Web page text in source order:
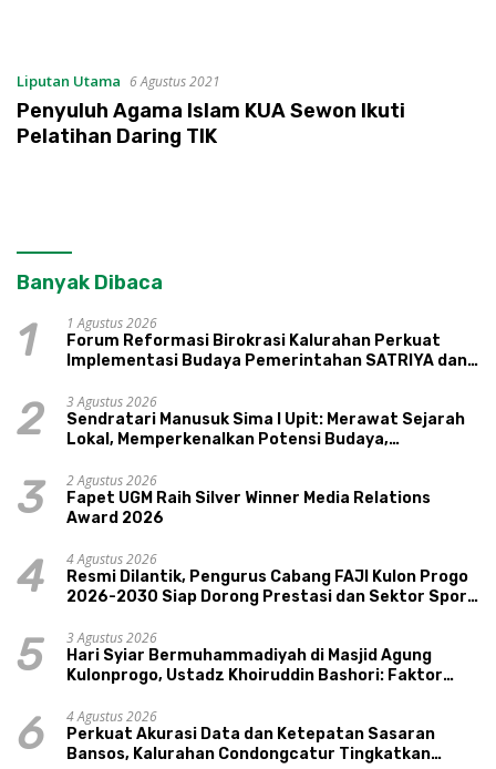
Liputan Utama 6 Agustus 2021
Penyuluh Agama Islam KUA Sewon Ikuti
Pelatihan Daring TIK
Banyak Dibaca
1
1 Agustus 2026
Forum Reformasi Birokrasi Kalurahan Perkuat
Implementasi Budaya Pemerintahan SATRIYA dan
2
3 Agustus 2026
Sendratari Manusuk Sima I Upit: Merawat Sejarah
Lokal, Memperkenalkan Potensi Budaya,
3
2 Agustus 2026
Fapet UGM Raih Silver Winner Media Relations
Award 2026
4
4 Agustus 2026
Resmi Dilantik, Pengurus Cabang FAJI Kulon Progo
2026-2030 Siap Dorong Prestasi dan Sektor Sport
5
3 Agustus 2026
Hari Syiar Bermuhammadiyah di Masjid Agung
Kulonprogo, Ustadz Khoiruddin Bashori: Faktor
6
4 Agustus 2026
Perkuat Akurasi Data dan Ketepatan Sasaran
Bansos, Kalurahan Condongcatur Tingkatkan